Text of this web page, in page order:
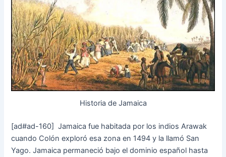
Historia de Jamaica
[ad#ad-160] Jamaica fue habitada por los indios Arawak
cuando Colón exploró esa zona en 1494 y la llamó San
Yago. Jamaica permaneció bajo el dominio español hasta